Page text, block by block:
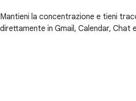
Mantieni la concentrazione e tieni
direttamente in Gmail, Calendar, Chat